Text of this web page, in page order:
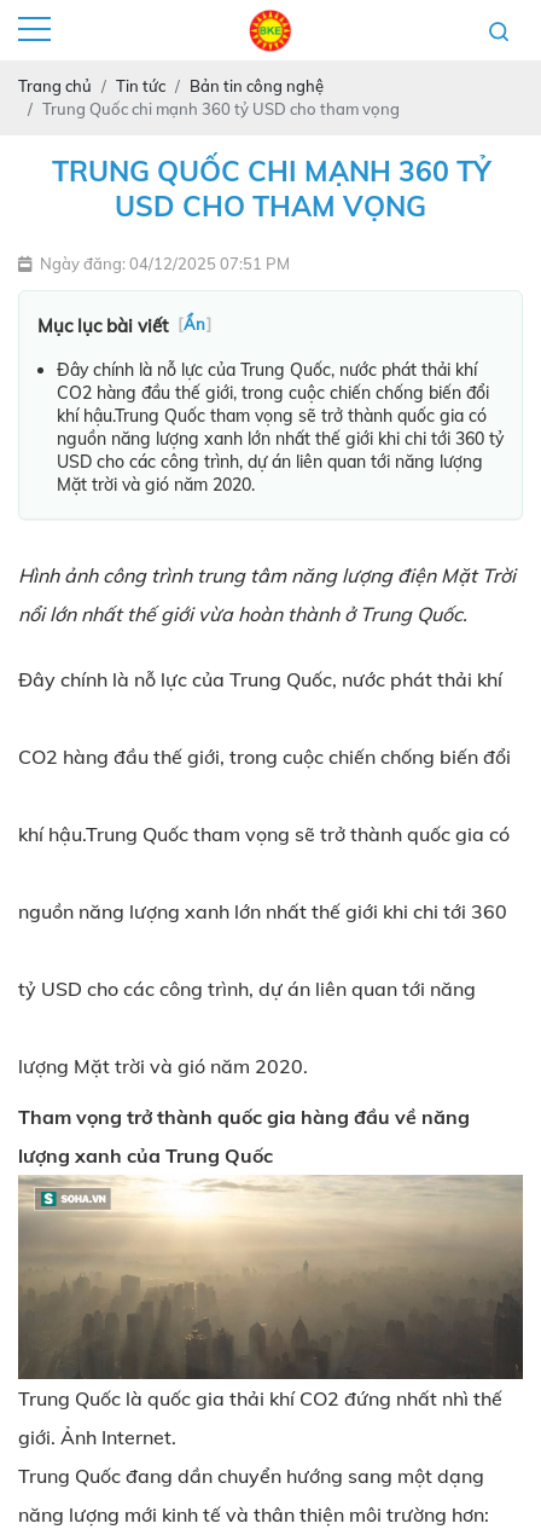
Trang chủ Tin tức
Bản tin công nghệ
Trung Quốc chi mạnh 360 tỷ USD cho tham vọng
TRUNG QUỐC CHI MẠNH 360 TỶ
USD CHO THAM VỌNG
Ngày đăng: 04/12/2025 07:51 PM
Mục lục bài viết [Ẩn]
Đây chính là nỗ lực của Trung Quốc, nước phát thải khí
CO2 hàng đầu thế giới, trong cuộc chiến chống biến đổi
khí hậu.Trung Quốc tham vọng sẽ trở thành quốc gia có
nguồn năng lượng xanh lớn nhất thế giới khi chi tới 360 tỷ
USD cho các công trình, dự án liên quan tới năng lượng
Mặt trời và gió năm 2020.
Hình ảnh công trình trung tâm năng lượng điện Mặt Trời
nổi lớn nhất thế giới vừa hoàn thành ở Trung Quốc.
Đây chính là nỗ lực của Trung Quốc, nước phát thải khí
CO2 hàng đầu thế giới, trong cuộc chiến chống biến đổi
khí hậu.Trung Quốc tham vọng sẽ trở thành quốc gia có
nguồn năng lượng xanh lớn nhất thế giới khi chi tới 360
tỷ USD cho các công trình, dự án liên quan tới năng
lượng Mặt trời và gió năm 2020.
Tham vọng trở thành quốc gia hàng đầu về năng
lượng xanh của Trung Quốc
Trung Quốc là quốc gia thải khí CO2 đứng nhất nhì thế
giới. Ảnh Internet.
Trung Quốc đang dần chuyển hướng sang một dạng
năng lượng mới kinh tế và thân thiện môi trường hơn: